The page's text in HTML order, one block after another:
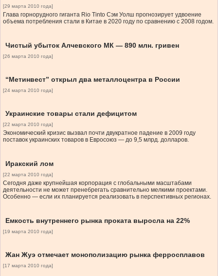
[29 марта 2010 года]
Глава горнорудного гиганта Rio Tinto Сэм Уолш прогнозирует удвоение
объема потребления стали в Китае в 2020 году по сравнению с 2008 годом.
Чистый убыток Алчевского МК — 890 млн. гривен
[26 марта 2010 года]
“Метинвест” открыл два металлоцентра в России
[24 марта 2010 года]
Украинские товары стали дефицитом
[22 марта 2010 года]
Экономический кризис вызвал почти двукратное падение в 2009 году
поставок украинских товаров в Евросоюз — до 9,5 млрд. долларов.
Иракский лом
[22 марта 2010 года]
Сегодня даже крупнейшая корпорация с глобальными масштабами
деятельности не может пренебрегать сравнительно мелкими проектами.
Особенно — если их планируется реализовать в перспективных регионах.
Емкость внутреннего рынка проката выросла на 22%
[19 марта 2010 года]
Жан Жуэ отмечает монополизацию рынка ферросплавов
[17 марта 2010 года]